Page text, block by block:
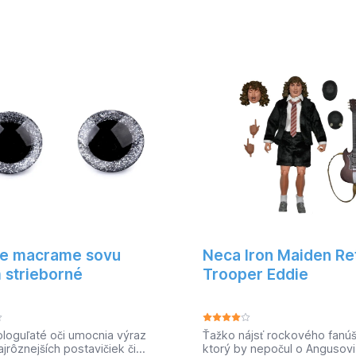
hrobové miestaKat.
Kód::
3.5 kg
macrame sovu
strieborné
oči umocnia výraz
postavičiek či
Neca Iron Maiden
Trooper Eddie
Ťažko nájsť rockového
ktorý by nepočul o Angusovi